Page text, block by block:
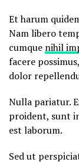
Et harum
Nam libero
cumque nihil
facere
dolor
Nulla pariatur.
proident, sunt
est laborum.
Sed ut